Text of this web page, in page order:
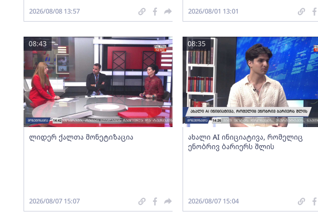
2026/08/08 13:57 2026/08/01 13:01
ლიდერ ქალთა მონეტიზაცია
08:43
2026/08/07 15:07
ახალი AI ინიციატივა, რომელიც
ენობრივ ბარიერს შლის
08:35
2026/08/07 15:04